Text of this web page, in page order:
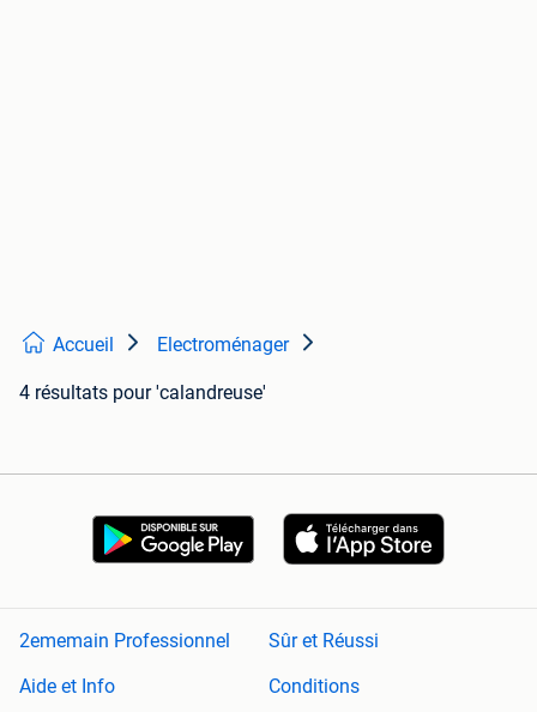
Accueil Electroménager
4 résultats pour 'calandreuse'
2ememain Professionnel
Sûr et Réussi
Aide et Info
Conditions